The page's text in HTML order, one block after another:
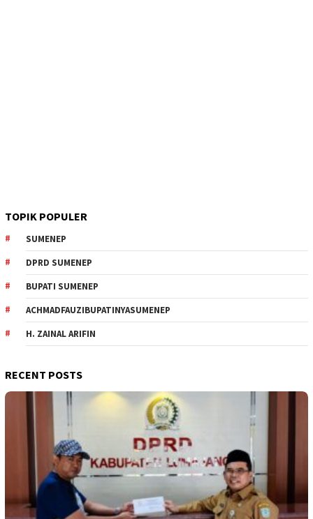
TOPIK POPULER
SUMENEP
DPRD SUMENEP
BUPATI SUMENEP
ACHMADFAUZIBUPATINYASUMENEP
H. ZAINAL ARIFIN
RECENT POSTS